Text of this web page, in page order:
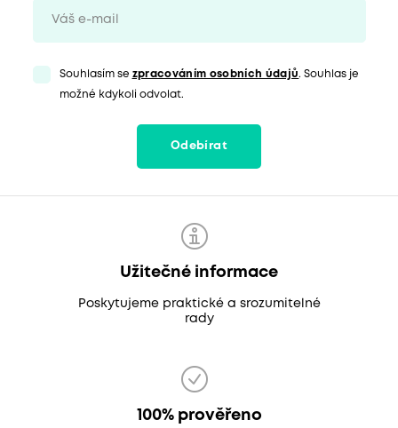
Souhlasím se zpracováním osobních údajů. Souhlas je
možné kdykoli odvolat.
Odebírat
Užitečné informace
Poskytujeme praktické a srozumitelné
rady
100% prověřeno